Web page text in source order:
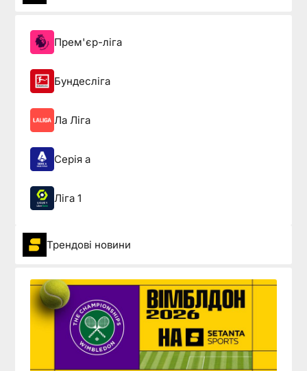
Прем'єр-ліга
Бундесліга
Ла Ліга
Серія а
Ліга 1
Трендові новини